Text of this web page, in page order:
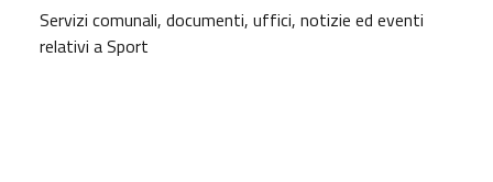
Dettagli dell'argomento
Servizi comunali, documenti, uffici, notizie ed eventi
relativi a Sport